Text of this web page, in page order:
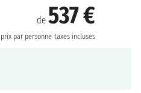
de537 €
prix par personne taxes incluses